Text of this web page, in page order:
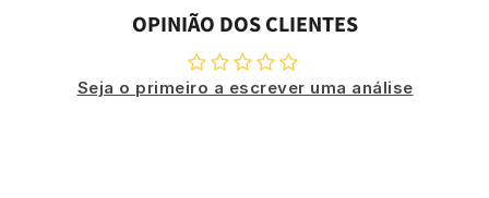
OPINIÃO DOS CLIENTES
Seja o primeiro a escrever uma análise